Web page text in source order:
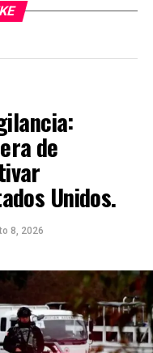
de
Unidos.
8, 2026